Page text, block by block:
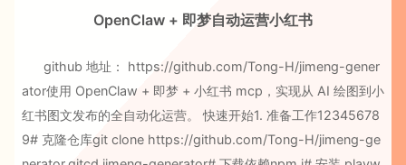
OpenClaw + 即梦自动运营小红书
github 地址： https://github.com/Tong-H/jimeng-gener
ator使用 OpenClaw + 即梦 + 小红书 mcp，实现从 AI 绘图到小
红书图文发布的全自动化运营。 快速开始1. 准备工作12345678
9# 克隆仓库git clone https://github.com/Tong-H/jimeng-ge